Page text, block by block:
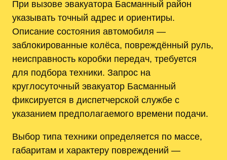
При вызове эвакуатора Басманный район
указывать точный адрес и ориентиры.
Описание состояния автомобиля —
заблокированные колёса, повреждённый руль,
неисправность коробки передач, требуется
для подбора техники. Запрос на
круглосуточный эвакуатор Басманный
фиксируется в диспетчерской службе с
указанием предполагаемого времени подачи.
Выбор типа техники определяется по массе,
габаритам и характеру повреждений —